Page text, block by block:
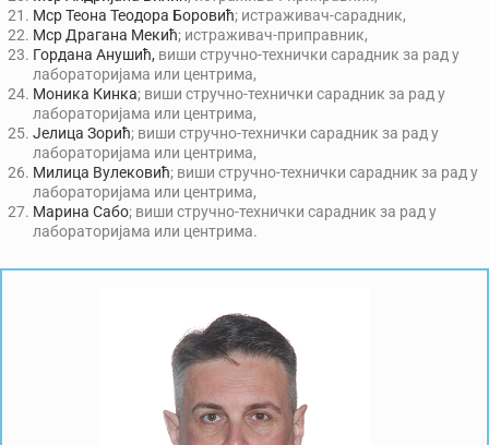
Мср Теона Теодора Боровић; истраживач-сарадник,
Мср Драгана Мекић; истраживач-приправник,
Гордана Анушић, виши стручно-технички сарадник за рад у
лабораторијама или центрима,
Моника Кинка; виши стручно-технички сарадник за рад у
лабораторијама или центрима,
Јелица Зорић; виши стручно-технички сарадник за рад у
лабораторијама или центрима,
Милица Вулековић; виши стручно-технички сарадник за рад у
лабораторијама или центрима,
Марина Сабо; виши стручно-технички сарадник за рад у
лабораторијама или центрима.